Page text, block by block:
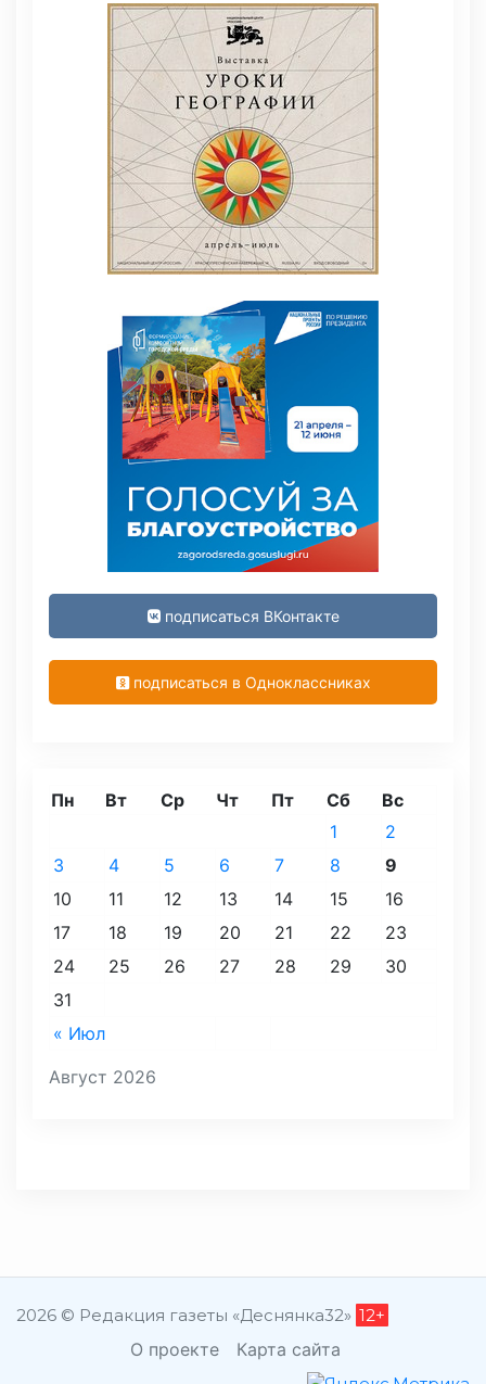
подписаться ВКонтакте
подписаться в Одноклассниках
Август 2026
Пн Вт Ср Чт Пт Сб Вс
« Июл
1
2
3
4 5 6 7 8
9
10
11 12 13 14 15
16
17
18 19 20 21 22
23
24
25 26 27 28 29
30
31
2026 © Редакция газеты «Деснянка32» 12+
О проекте Карта сайта